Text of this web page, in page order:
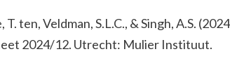
T. ten, Veldman, S.L.C., & Singh, A.S.
2024/12. Utrecht: Mulier Instituut.